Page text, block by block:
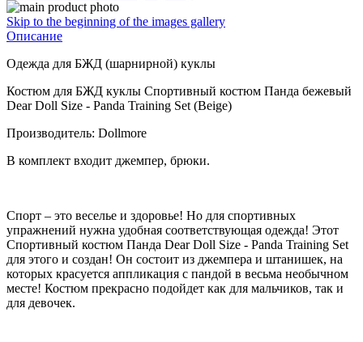
Skip to the beginning of the images gallery
Описание
Одежда для БЖД (шарнирной) куклы
Костюм для БЖД куклы Спортивный костюм Панда бежевый
Dear Doll Size - Panda Training Set (Beige)
Производитель: Dollmore
В комплект входит джемпер, брюки.
Спорт – это веселье и здоровье! Но для спортивных
упражнений нужна удобная соответствующая одежда! Этот
Спортивный костюм Панда Dear Doll Size - Panda Training Set
для этого и создан! Он состоит из джемпера и штанишек, на
которых красуется аппликация с пандой в весьма необычном
месте! Костюм прекрасно подойдет как для мальчиков, так и
для девочек.